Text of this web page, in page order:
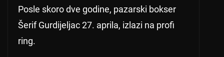
Posle skoro dve godine, pazarski bokser
Šerif Gurdijeljac 27. aprila, izlazi na profi
ring.